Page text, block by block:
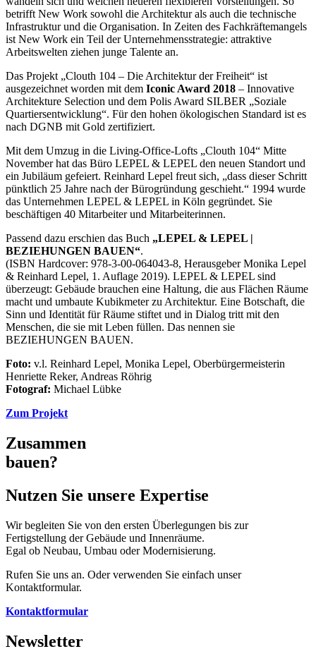
betrifft New Work sowohl die Architektur als auch die technische
Infrastruktur und die Organisation. In Zeiten des Fachkräftemangels
ist New Work ein Teil der Unternehmensstrategie: attraktive
Arbeitswelten ziehen junge Talente an.
Das Projekt „Clouth 104 – Die Architektur der Freiheit“ ist
ausgezeichnet worden mit dem Iconic Award 2018 – Innovative
Architekture Selection und dem Polis Award SILBER „Soziale
Quartiersentwicklung“. Für den hohen ökologischen Standard ist es
nach DGNB mit Gold zertifiziert.
Mit dem Umzug in die Living-Office-Lofts „Clouth 104“ Mitte
November hat das Büro LEPEL & LEPEL den neuen Standort und
ein Jubiläum gefeiert. Reinhard Lepel freut sich, „dass dieser Schritt
pünktlich 25 Jahre nach der Bürogründung geschieht.“ 1994 wurde
das Unternehmen LEPEL & LEPEL in Köln gegründet. Sie
beschäftigen 40 Mitarbeiter und Mitarbeiterinnen.
Passend dazu erschien das Buch „LEPEL & LEPEL |
BEZIEHUNGEN BAUEN“.
(ISBN Hardcover: 978-3-00-064043-8, Herausgeber Monika Lepel
& Reinhard Lepel, 1. Auflage 2019). LEPEL & LEPEL sind
überzeugt: Gebäude brauchen eine Haltung, die aus Flächen Räume
macht und umbaute Kubikmeter zu Architektur. Eine Botschaft, die
Sinn und Identität für Räume stiftet und in Dialog tritt mit den
Menschen, die sie mit Leben füllen. Das nennen sie
BEZIEHUNGEN BAUEN.
Foto: v.l. Reinhard Lepel, Monika Lepel, Oberbürgermeisterin
Henriette Reker, Andreas Röhrig
Fotograf: Michael Lübke
Zum Projekt
Zusammen
bauen?
Nutzen Sie unsere Expertise
Wir begleiten Sie von den ersten Überlegungen bis zur
Fertigstellung der Gebäude und Innenräume.
Egal ob Neubau, Umbau oder Modernisierung.
Rufen Sie uns an. Oder verwenden Sie einfach unser
Kontaktformular.
Kontaktformular
Newsletter